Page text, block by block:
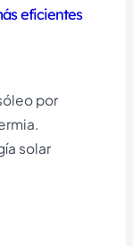
eficientes
por
solar